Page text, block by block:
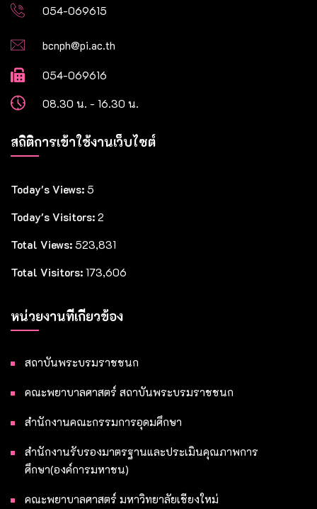
054-069615
bcnph@pi.ac.th
054-069616
08.30 น. - 16.30 น.
สถิติการเข้าใช้งานเว็บไซต์
Today's Views: 5
Today's Visitors: 2
Total Views: 523,831
Total Visitors: 173,606
หน่วยงานที่เกี่ยวข้อง
สถาบันพระบรมราชชนก
คณะพยาบาลศาสตร์ สถาบันพระบรมราชชนก
สำนักงานคณะกรรมการอุดมศึกษา
สำนักงานรับรองมาตรฐานและประเมินคุณภาพการ
ศึกษา(องค์การมหาชน)
คณะพยาบาลศาสตร์ มหาวิทยาลัยเชียงใหม่